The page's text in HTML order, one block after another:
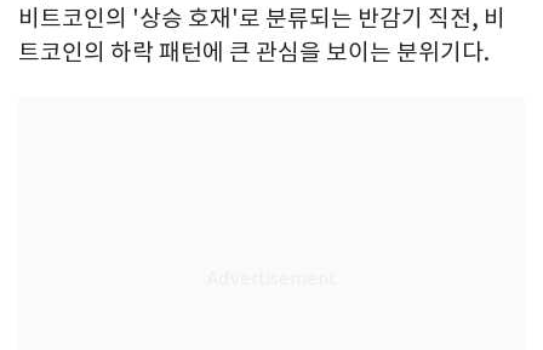
비트코인의 '상승 호재'로 분류되는 반감기 직전, 비
트코인의 하락 패턴에 큰 관심을 보이는 분위기다.